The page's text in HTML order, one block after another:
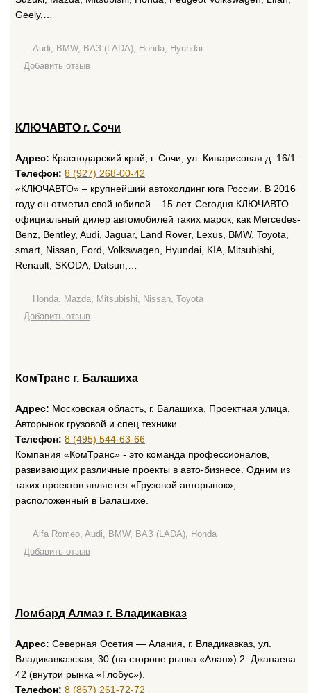
Geely,…
Audi, BMW, ВАЗ (LADA), Honda, Hyundai
Добавить отзыв
КЛЮЧАВТО г. Сочи
Адрес: Краснодарский край, г. Сочи, ул. Кипарисовая д. 16/1
Телефон: 8 (927) 268-00-42
«КЛЮЧАВТО» – крупнейший автохолдинг юга России. В 2016
году он отметил свой юбилей – 15 лет. Сегодня КЛЮЧАВТО –
официальный дилер автомобилей таких марок, как Mercedes-
Benz, Bentley, Audi, Jaguar, Land Rover, Lexus, BMW, Toyota,
smart, Nissan, Ford, Volkswagen, Hyundai, KIA, Mitsubishi,
Renault, SKODA, Datsun,…
Honda, Mazda, Mitsubishi, Nissan, Toyota
Добавить отзыв
КомТранс г. Балашиха
Адрес: Московская область, г. Балашиха, Проектная улица,
Авторынок грузовой и спец техники.
Телефон: 8 (495) 544-63-66
Компания «КомТранс» - это команда профессионалов,
развивающих различные проекты в авто-бизнесе. Одним из
таких проектов является «Грузовой авторынок»,
расположенный в Балашихе.
Alfa Romeo, Audi, BMW, ВАЗ (LADA), Honda
Добавить отзыв
Ломбард Алмаз г. Владикавказ
Адрес: Северная Осетия — Алания, г. Владикавказ, ул.
Владикавказская, 30 (на стороне рынка «Алан») 2. Джанаева
42 (внутри рынка «Глобус»).
Телефон: 8 (867) 261-72-72